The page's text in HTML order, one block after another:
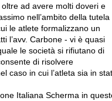
ad avere molti doveri e
nell’ambito della tutela
le atlete formalizzano un
l’avv. Carbone - vi è quasi
le società si rifiutano di
di risolvere
caso in cui l’atleta sia in
Italiana Scherma in